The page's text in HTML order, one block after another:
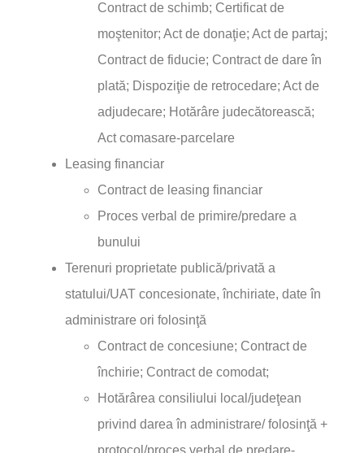
Contract de schimb; Certificat de
moştenitor; Act de donaţie; Act de partaj;
Contract de fiducie; Contract de dare în
plată; Dispoziţie de retrocedare; Act de
adjudecare; Hotărâre judecătorească;
Act comasare-parcelare
Leasing financiar
Contract de leasing financiar
Proces verbal de primire/predare a
bunului
Terenuri proprietate publică/privată a
statului/UAT concesionate, închiriate, date în
administrare ori folosinţă
Contract de concesiune; Contract de
închirie; Contract de comodat;
Hotărârea consiliului local/judeţean
privind darea în administrare/ folosinţă +
protocol/proces verbal de predare-